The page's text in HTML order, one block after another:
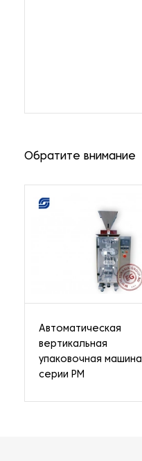
Обратите внимание
Автоматическая
вертикальная
упаковочная машина
серии PM